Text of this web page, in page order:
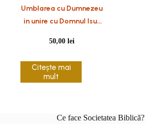
Umblarea cu Dumnezeu
in unire cu Domnul Isus
Duhului Sfant
50,00lei
Citește mai
mult
Ce face Societatea Biblică?